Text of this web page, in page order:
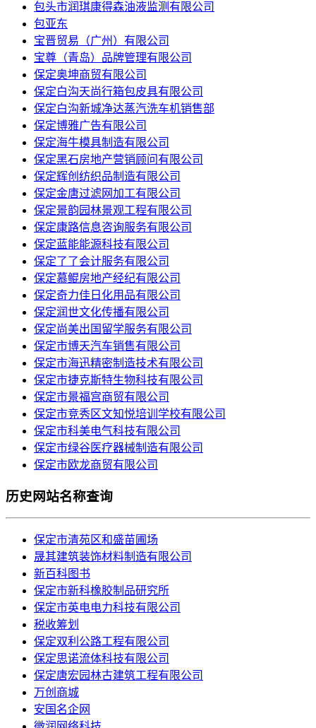
包头市润琪康得森油液监测有限公司
包亚东
宝晋贸易（广州）有限公司
宝尊（青岛）品牌管理有限公司
保定奥坤商贸有限公司
保定白沟天尚行箱包皮具有限公司
保定白沟新城净达蒸汽洗车机销售部
保定博雅广告有限公司
保定海牛模具制造有限公司
保定黑石房地产营销顾问有限公司
保定辉创纺织品制造有限公司
保定金唐过滤网加工有限公司
保定景韵园林景观工程有限公司
保定康路信息咨询服务有限公司
保定蓝能能源科技有限公司
保定了了会计服务有限公司
保定慕鲲房地产经纪有限公司
保定奇力佳日化用品有限公司
保定润世文化传播有限公司
保定尚美出国留学服务有限公司
保定市博天汽车销售有限公司
保定市海迅精密制造技术有限公司
保定市捷克斯特生物科技有限公司
保定市景福宫商贸有限公司
保定市竞秀区文知悦培训学校有限公司
保定市科美电气科技有限公司
保定市绿谷医疗器械制造有限公司
保定市欧龙商贸有限公司
历史网站名称查询
保定市清苑区和盛苗圃场
晟其建筑装饰材料制造有限公司
新百科图书
保定市新科橡胶制品研究所
保定市英电电力科技有限公司
税收筹划
保定双利公路工程有限公司
保定思诺流体科技有限公司
保定唐宏园林古建筑工程有限公司
万创商城
安国名企网